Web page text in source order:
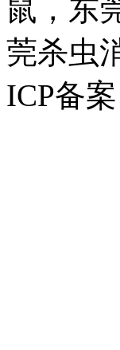
鼠，东
莞杀虫
ICP备案